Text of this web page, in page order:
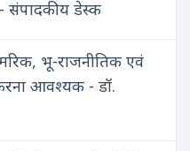
डेस्क
भू-राजनीतिक एवं
आवश्यक - डॉ.